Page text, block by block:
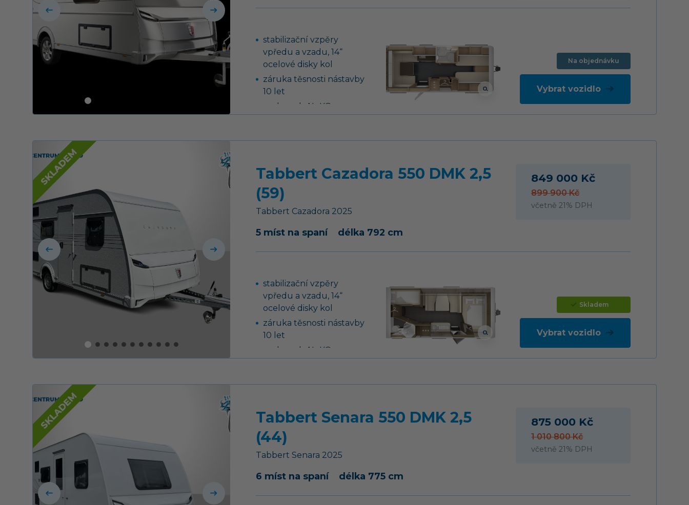
stabilizační vzpěry
vpředu a vzadu, 14“
ocelové disky kol
záruka těsnosti nástavby
10 let
podvozek AL-KO,
tlumičů pérování
nerezovým dřezem a
nádrž na čistou vodu 45
litrů, ponorné čerpadlo
Na objednávku
Vybrat vozidlo
Tabbert Cazadora 550 DMK 2,5
(59)
Tabbert Cazadora 2025
5 míst na spaní délka 792 cm
849 000 Kč
899 900 Kč
včetně 21% DPH
stabilizační vzpěry
vpředu a vzadu, 14“
ocelové disky kol
záruka těsnosti nástavby
10 let
podvozek AL-KO,
tlumičů pérování
nerezovým dřezem a
nádrž na čistou vodu 45
litrů, ponorné čerpadlo
Skladem
Vybrat vozidlo
Tabbert Senara 550 DMK 2,5
(44)
Tabbert Senara 2025
6 míst na spaní délka 775 cm
875 000 Kč
1 010 800 Kč
včetně 21% DPH